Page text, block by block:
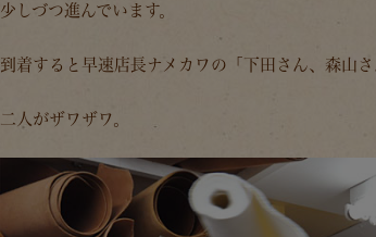
少しづつ進んでいます。
到着すると早速店長ナメカワの「下田さん、森山
二人がザワザワ。